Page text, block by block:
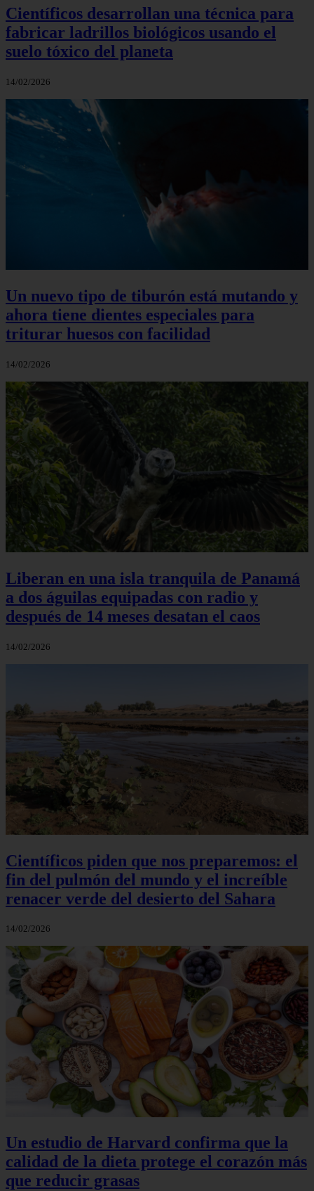
Científicos desarrollan una técnica para
fabricar ladrillos biológicos usando el
suelo tóxico del planeta
14/02/2026
Un nuevo tipo de tiburón está mutando y
ahora tiene dientes especiales para
triturar huesos con facilidad
14/02/2026
Liberan en una isla tranquila de Panamá
a dos águilas equipadas con radio y
después de 14 meses desatan el caos
14/02/2026
Científicos piden que nos preparemos: el
fin del pulmón del mundo y el increíble
renacer verde del desierto del Sahara
14/02/2026
Un estudio de Harvard confirma que la
calidad de la dieta protege el corazón más
que reducir grasas